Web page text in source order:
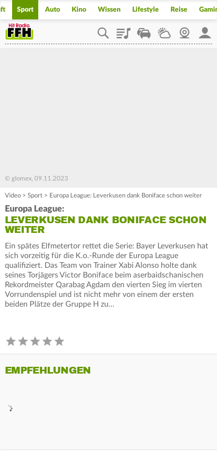
Sport Auto Kino Wissen Lifestyle Reise
PlaylistStaupilotWetterWebcam
© glomex, 09.11.2023
Video > Sport > Europa League: Leverkusen dank Boniface schon weiter
Europa League:
LEVERKUSEN DANK BONIFACE SCHON
WEITER
Ein spätes Elfmetertor rettet die Serie: Bayer Leverkusen hat
sich vorzeitig für die K.o.-Runde der Europa League
qualifiziert. Das Team von Trainer Xabi Alonso holte dank
seines Torjägers Victor Boniface beim aserbaidschanischen
Rekordmeister Qarabag Agdam den vierten Sieg im vierten
Vorrundenspiel und ist nicht mehr von einem der ersten
beiden Plätze der Gruppe H zu…
EMPFEHLUNGEN